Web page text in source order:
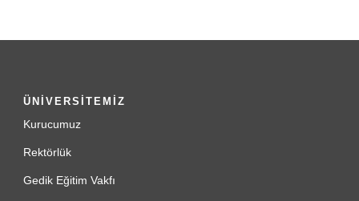
ÜNİVERSİTEMİZ
Kurucumuz
Rektörlük
Gedik Eğitim Vakfı